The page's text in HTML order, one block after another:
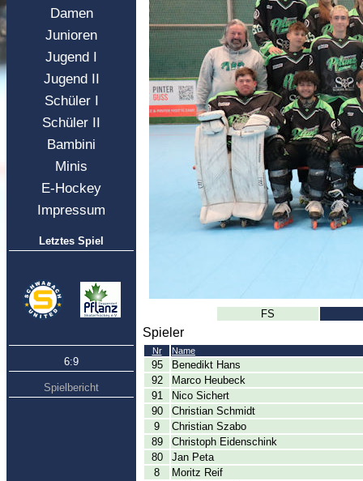
Damen
Junioren
Jugend I
Jugend II
Schüler I
Schüler II
Bambini
Minis
E-Hockey
Impressum
Letztes Spiel
6:9
Spielbericht
FS
Spieler
Nr Name
95
Benedikt Hans
92
Marco Heubeck
91
Nico Sichert
90
Christian Schmidt
9
Christian Szabo
89
Christoph Eidenschink
80
Jan Peta
8
Moritz Reif